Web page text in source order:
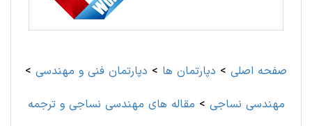
صفحه اصلی > دپارتمان ها > دپارتمان فنی و مهندسی >
مهندسی نساجی > مقاله های مهندسی نساجی و ترجمه